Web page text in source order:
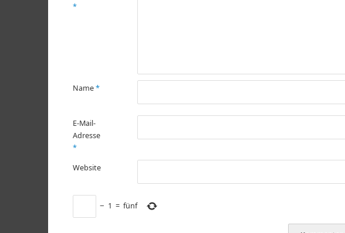
*
Name*
E-Mail-
Adresse
*
Website
− 1 = fünf